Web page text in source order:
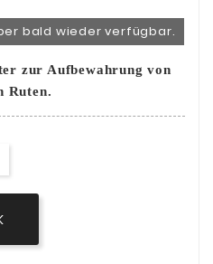
bald wieder verfügbar.
zur Aufbewahrung von
Ruten.